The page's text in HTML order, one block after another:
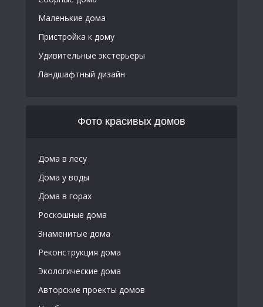
Маленькие дома
Пристройка к дому
Удивительные экстерьеры
Ландшафтный дизайн
Фото красивых домов
Дома в лесу
Дома у воды
Дома в горах
Роскошные дома
Знаменитые дома
Реконструкция дома
Экологические дома
Авторские проекты домов